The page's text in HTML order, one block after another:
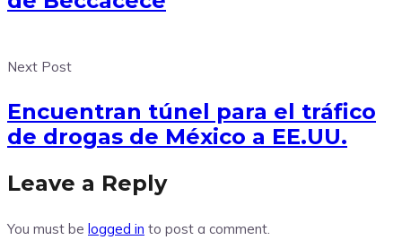
Next Post
Encuentran túnel para el tráfico
de drogas de México a EE.UU.
Leave a Reply
You must be logged in to post a comment.